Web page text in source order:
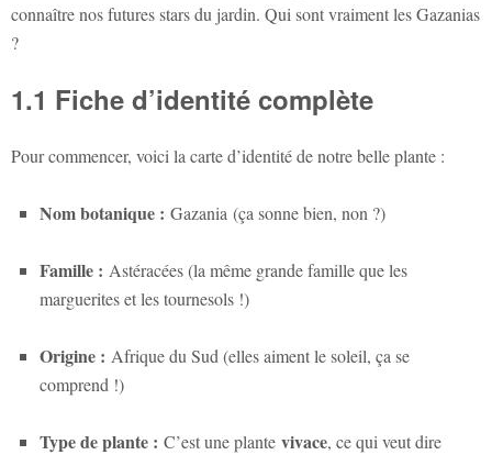
connaître nos futures stars du jardin. Qui sont vraiment les Gazanias
?
1.1 Fiche d’identité complète
Pour commencer, voici la carte d’identité de notre belle plante :
Nom botanique : Gazania (ça sonne bien, non ?)
Famille : Astéracées (la même grande famille que les
marguerites et les tournesols !)
Origine : Afrique du Sud (elles aiment le soleil, ça se
comprend !)
Type de plante : C’est une plante vivace, ce qui veut dire